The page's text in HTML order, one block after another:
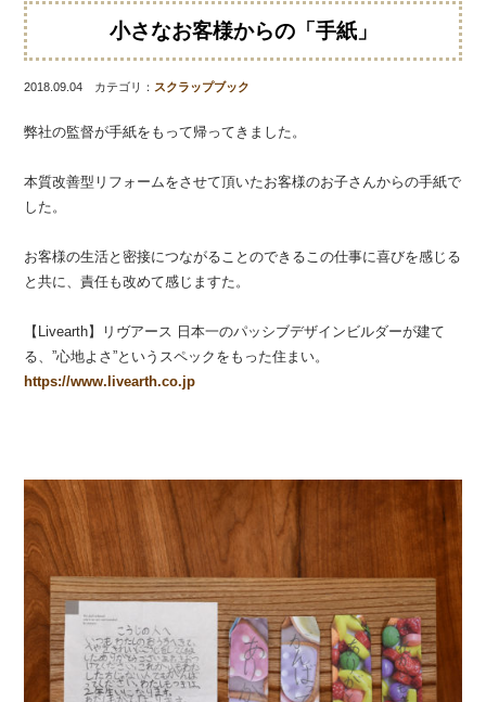
小さなお客様からの「手紙」
2018.09.04 カテゴリ： スクラップブック
弊社の監督が手紙をもって帰ってきました。
本質改善型リフォームをさせて頂いたお客様のお子さんからの手紙で
した。
お客様の生活と密接につながることのできるこの仕事に喜びを感じる
と共に、責任も改めて感じますた。
【Livearth】リヴアース 日本一のパッシブデザインビルダーが建て
る、”心地よさ”というスペックをもった住まい。
https://www.livearth.co.jp